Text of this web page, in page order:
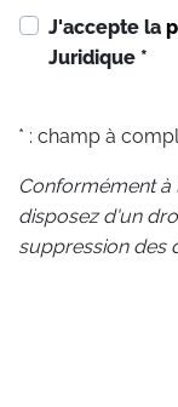
J'accepte la
Juridique *
* : champ à
Conformément
disposez d'un
suppression des